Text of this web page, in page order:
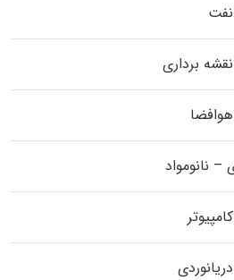
برداری
– نانومواد